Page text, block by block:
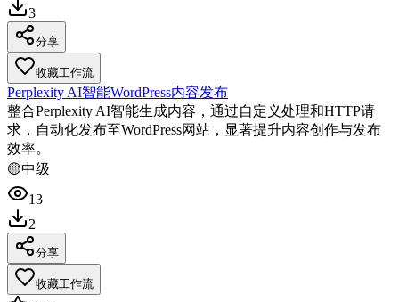
3
分享
收藏工作流
Perplexity AI智能WordPress内容发布
整合Perplexity AI智能生成内容，通过自定义处理和HTTP请
求，自动化发布至WordPress网站，显著提升内容创作与发布
效率。
🟡中级
13
2
分享
收藏工作流